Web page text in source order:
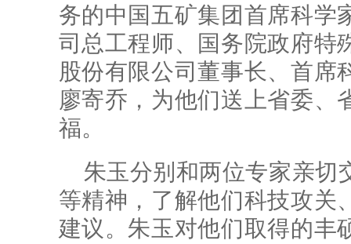
务的中国五矿集团首席科学
司总工程师、国务院政府特
股份有限公司董事长、首席
廖寄乔，为他们送上省委、
福。
朱玉分别和两位专家亲切
等精神，了解他们科技攻关
建议。朱玉对他们取得的丰